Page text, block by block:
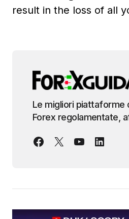
result in the loss of all
Le migliori piattaforme
Forex regolamentate,